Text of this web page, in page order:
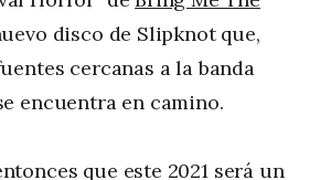
disco de Slipknot que,
cercanas a la banda
encuentra en camino.
que este 2021 será un